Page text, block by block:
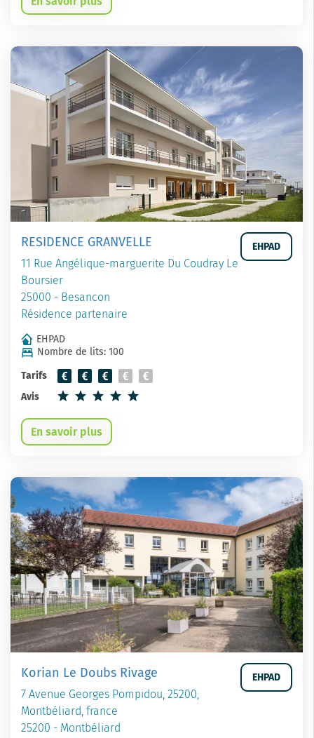
RESIDENCE GRANVELLE
11 Rue Angélique-marguerite Du Coudray Le
Boursier
25000 - Besancon
Résidence partenaire
EHPAD
EHPAD
Nombre de lits: 100
Tarifs
Avis
En savoir plus
Korian Le Doubs Rivage
7 Avenue Georges Pompidou, 25200,
Montbéliard, france
25200 - Montbéliard
EHPAD